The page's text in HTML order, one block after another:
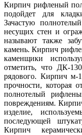
Кирпич рифленый
подойдет для
Зачастую
несущих стен и
называют также
камень. Кирпич
каменщики
отметить, что ДК-
рядового. Кирпич м-
прочности, которая
полнотелый
повреждениям.
изделие,
последующей
Кирпич